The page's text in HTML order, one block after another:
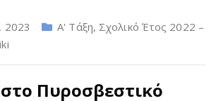
2023 Α' Τάξη, Σχολικό Έτος 2022 –
Πυροσβεστικό